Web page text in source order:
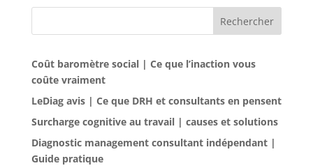
Rechercher
Coût baromètre social | Ce que l’inaction vous
coûte vraiment
LeDiag avis | Ce que DRH et consultants en pensent
Surcharge cognitive au travail | causes et solutions
Diagnostic management consultant indépendant |
Guide pratique